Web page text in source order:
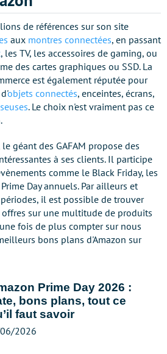
de références sur son site
aux montres connectées, en passant
, les TV, les accessoires de gaming, ou
des cartes graphiques ou SSD. La
est également réputée pour
objets connectés, enceintes, écrans,
. Le choix n'est vraiment pas ce
géant des GAFAM propose des
à ses clients. Il participe
comme le Black Friday, les
Day annuels. Par ailleurs et
il est possible de trouver
sur une multitude de produits
fois de plus compter sur nous
bons plans d'Amazon sur
Prime Day 2026 :
bons plans, tout ce
faut savoir
2026